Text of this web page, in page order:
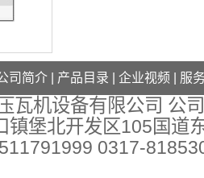
司简介 产品目录 企业视频 服
瓦机设备有限公司 公
镇堡北开发区105国道
0317-